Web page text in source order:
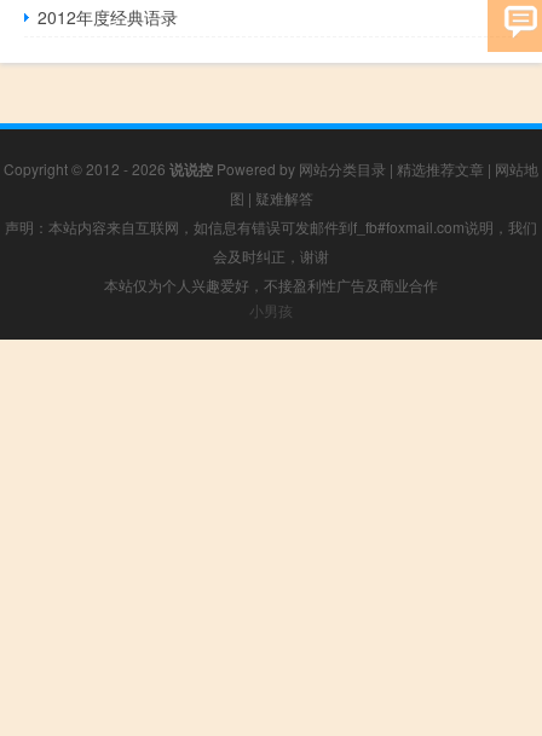
2012年度经典语录
Copyright © 2012 - 2026 说说控 Powered by 网站分类目录 | 精选推荐文章 | 网站地
图 | 疑难解答
声明：本站内容来自互联网，如信息有错误可发邮件到f_fb#foxmail.com说明，我们
会及时纠正，谢谢
本站仅为个人兴趣爱好，不接盈利性广告及商业合作
小男孩